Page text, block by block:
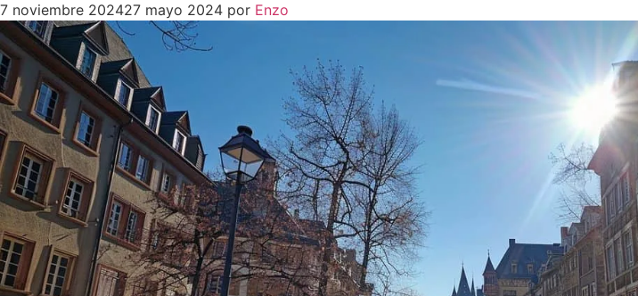
7 noviembre 202427 mayo 2024 por Enzo